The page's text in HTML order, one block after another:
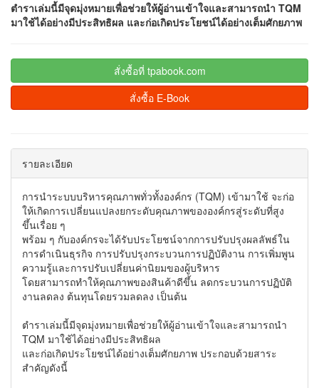
ตำราเล่มนี้มีจุดมุ่งหมายเพื่อช่วยให้ผู้อ่านเข้าใจและสามารถนำ TQM
มาใช้ได้อย่างมีประสิทธิผล และก่อเกิดประโยชน์ได้อย่างเต็มศักยภาพ
สั่งซื้อที่ tpabook.com
สั่งซื้อ E-Book
รายละเอียด
การนำระบบบริหารคุณภาพทั่วทั้งองค์กร (TQM) เข้ามาใช้ จะก่อ
ให้เกิดการเปลี่ยนแปลงยกระดับคุณภาพขององค์กรสู่ระดับที่สูง
ขึ้นเรื่อย ๆ
พร้อม ๆ กับองค์กรจะได้รับประโยชน์จากการปรับปรุงผลลัพธ์ใน
การดำเนินธุรกิจ การปรับปรุงกระบวนการปฏิบัติงาน การเพิ่มพูน
ความรู้และการปรับเปลี่ยนค่านิยมของผู้บริหาร
โดยสามารถทำให้คุณภาพของสินค้าดีขึ้น ลดกระบวนการปฏิบัติ
งานลดลง ต้นทุนโดยรวมลดลง เป็นต้น
ตำราเล่มนี้มีจุดมุ่งหมายเพื่อช่วยให้ผู้อ่านเข้าใจและสามารถนำ
TQM มาใช้ได้อย่างมีประสิทธิผล
และก่อเกิดประโยชน์ได้อย่างเต็มศักยภาพ ประกอบด้วยสาระ
สำคัญดังนี้